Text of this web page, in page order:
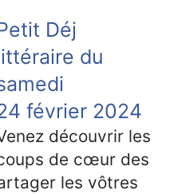
Déj
du
février 2024
découvrir les
de cœur des
les vôtres